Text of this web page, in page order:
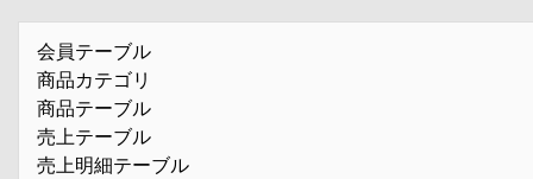
会員テーブル
商品カテゴリ
商品テーブル
売上テーブル
売上明細テーブル